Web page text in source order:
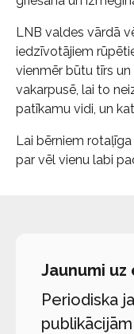
LNB valdes vārdā
iedzīvotājiem
vienmēr būtu tīrs
vakarpusē, lai to
patīkamu vidi, un
Lai bērniem
par vēl vienu labi
Jaunumi uz
Periodiska